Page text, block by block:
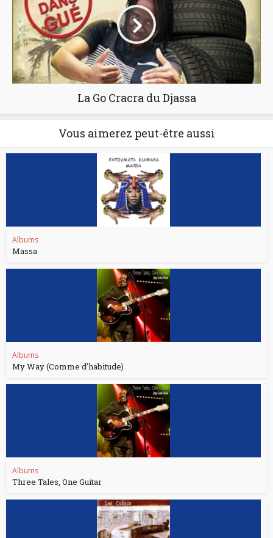
La Go Cracra du Djassa
Vous aimerez peut-être aussi
Albums
Massa
Albums
My Way (Comme d’habitude)
Albums
Three Tales, One Guitar